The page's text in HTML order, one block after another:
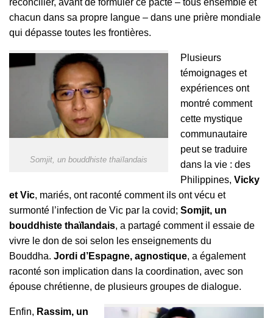
réconcilier, avant de formuler ce pacte – tous ensemble et
chacun dans sa propre langue – dans une prière mondiale
qui dépasse toutes les frontières.
Somjit, un bouddhiste thaïlandais
Plusieurs
témoignages et
expériences ont
montré comment
cette mystique
communautaire
peut se traduire
dans la vie : des
Philippines, Vicky
et Vic, mariés, ont raconté comment ils ont vécu et
surmonté l’infection de Vic par la covid; Somjit, un
bouddhiste thaïlandais, a partagé comment il essaie de
vivre le don de soi selon les enseignements du
Bouddha. Jordi d’Espagne, agnostique, a également
raconté son implication dans la coordination, avec son
épouse chrétienne, de plusieurs groupes de dialogue.
Enfin, Rassim, un